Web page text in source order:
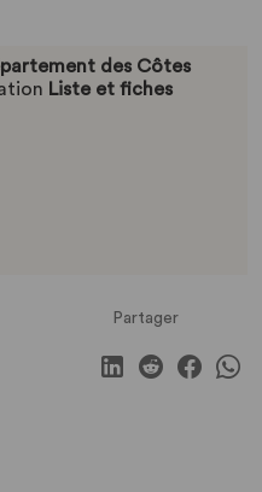
des Côtes
Liste et fiches
Partager